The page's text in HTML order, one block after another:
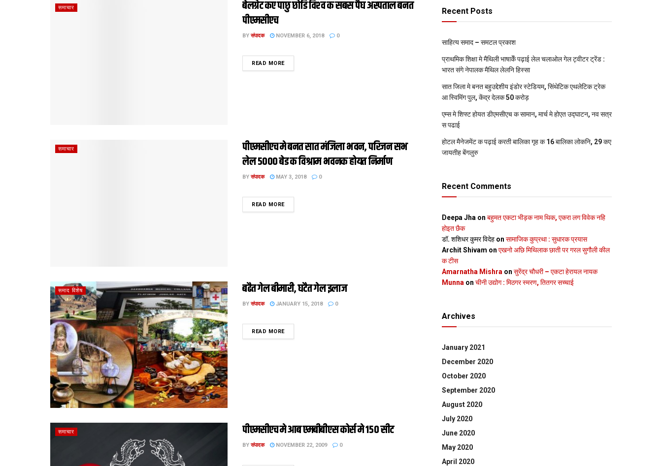
समाचार
बेलग्रेट कए पाछु छोडि विश्‍व क सबस पैघ अस्‍पताल बनत
पीएमसीएच
BY संपादक NOVEMBER 6, 2018 0
READ MOREDETAILS
समाचार
पीएमसीएच मे बनत सात मंजिला भवन, परिजन सभ
लेल 5000 बेड क विश्राम भवनक होयत निर्माण
BY संपादक MAY 3, 2018 0
READ MOREDETAILS
समाद विशेष बढैत गेल बीमारी, घटैत गेल इलाज
BY संपादक JANUARY 15, 2018 0
READ MOREDETAILS
समाचार पीएमसीएच मे आब एमबीबीएस कोर्स मे 150 सीट
BY संपादक NOVEMBER 22, 2009 0
Recent Posts
साहित्य समाद – समटल प्रकाश
प्राथमिक शि‍क्षा मे मैथि‍ली भाषाकेँ पढ़ाई लेल चलाओल गेल ट्वीटर ट्रेंड :
भारत संगे नेपालक मैथिल लेलनि हिस्सा
सात जिला मे बनत बहुउद्देशीय इंडोर स्‍टेडि‍यम, सिंथेटिक एथलेटिक ट्रेक
आ स्विमिंग पुल, केंद्र देलक 50 करोड़
एम्स मे शिफ्ट होयत डीएमसीएच क सामान, मार्च मे होएत उद्घाटन, नव सत्र
स पढाई
होटल मैनेजमेंट क पढ़ाई करती बालिका गृह क 16 बालिका लोकनि, 29 कए
जायतीह बेंगलुरु
Recent Comments
Deepa Jha on बहुमत एकटा भीड़क नाम थिक, एकरा लग विवेक नहि
होइत छैक
डॉ. शशिधर कुमर विदेह on सामाजिक कुप्रथा : सुधारक प्रयास
Archit Shivam on एखनो अछि मिथिलाक छाती पर गरल सुगौली कील
क टीस
Amarnatha Mishra on सुरेंद्र चौधरी – एकटा हेरायल नायक
Munna on चीनी उद्योग : मिठगर स्‍मरण, तितगर सच्‍चाई
Archives
January 2021
December 2020
October 2020
September 2020
August 2020
July 2020
June 2020
May 2020
April 2020